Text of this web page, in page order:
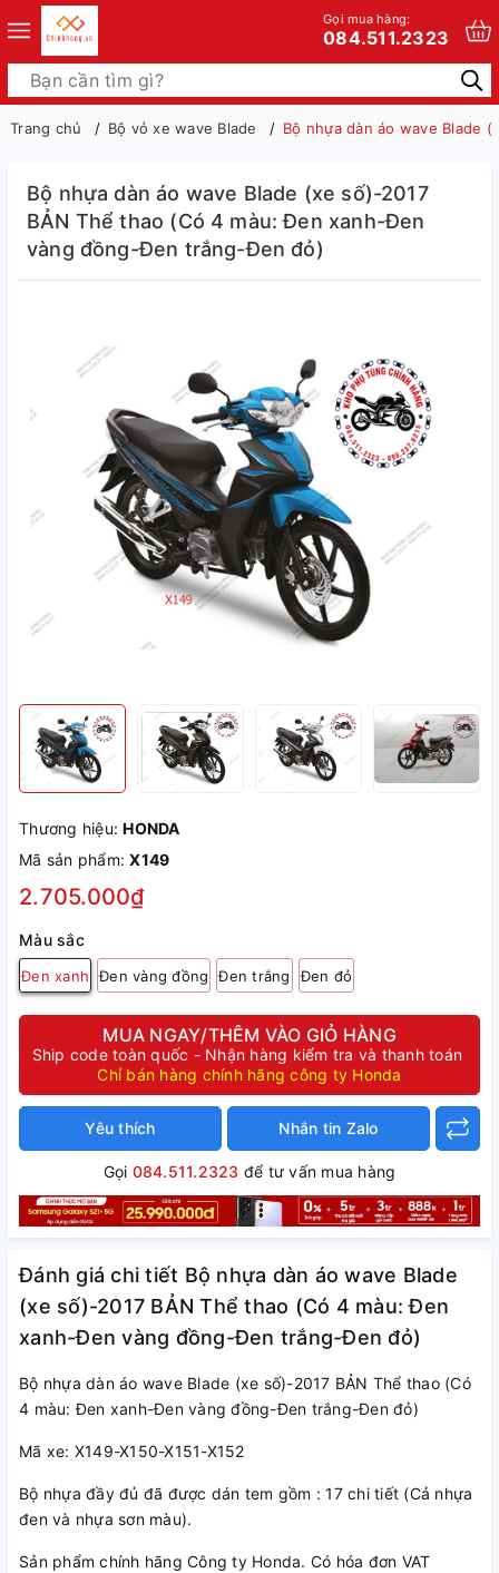
Gọi mua hàng:
084.511.2323
Trang chủ Bộ vỏ xe wave Blade Bộ nhựa dàn áo wave Blade
Bộ nhựa dàn áo wave Blade (xe số)-2017
BẢN Thể thao (Có 4 màu: Đen xanh-Đen
vàng đồng-Đen trắng-Đen đỏ)
Thương hiệu:HONDA
Mã sản phẩm:X149
2.705.000₫
Màu sắc
Đen xanh Đen vàng đồng Đen trắng Đen đỏ
MUA NGAY/THÊM VÀO GIỎ HÀNG
Ship code toàn quốc - Nhận hàng kiểm tra và thanh toán
Chỉ bán hàng chính hãng công ty Honda
Yêu thích Nhắn tin Zalo
Gọi 084.511.2323 để tư vấn mua hàng
Đánh giá chi tiết Bộ nhựa dàn áo wave Blade
(xe số)-2017 BẢN Thể thao (Có 4 màu: Đen
xanh-Đen vàng đồng-Đen trắng-Đen đỏ)
Bộ nhựa dàn áo wave Blade (xe số)-2017 BẢN Thể thao (Có
4 màu: Đen xanh-Đen vàng đồng-Đen trắng-Đen đỏ)
Mã xe: X149-X150-X151-X152
Bộ nhựa đầy đủ đã được dán tem gồm : 17 chi tiết (Cả nhựa
đen và nhựa sơn màu).
Sản phẩm chính hãng Công ty Honda. Có hóa đơn VAT